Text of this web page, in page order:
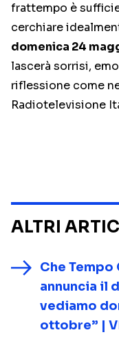
frattempo è
cerchiare
domenica 24
lascerà sorrisi,
riflessione come
Radiotelevisione
ALTRI
Che Tempo
annuncia il
vediamo
ottobre” |